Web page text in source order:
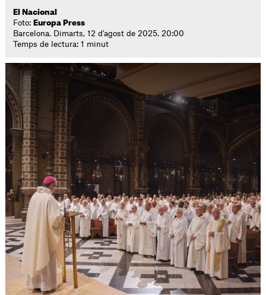
El Nacional
Foto: Europa Press
Barcelona. Dimarts, 12 d'agost de 2025. 20:00
Temps de lectura: 1 minut